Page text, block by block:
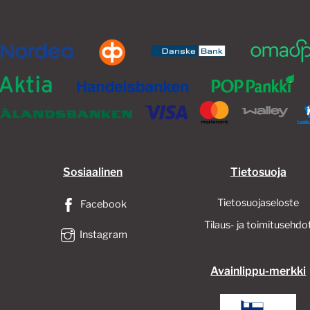
sivulla.
Sosiaalinen
Facebook
Instagram
Tietosuoja
Tietosuojaseloste
Tilaus- ja
Avainlippu-merkki